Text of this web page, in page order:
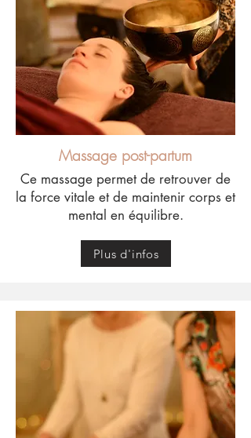
Massage post-partum
Ce massage permet de retrouver de
la force vitale et de maintenir corps et
mental en équilibre.
Plus d'infos